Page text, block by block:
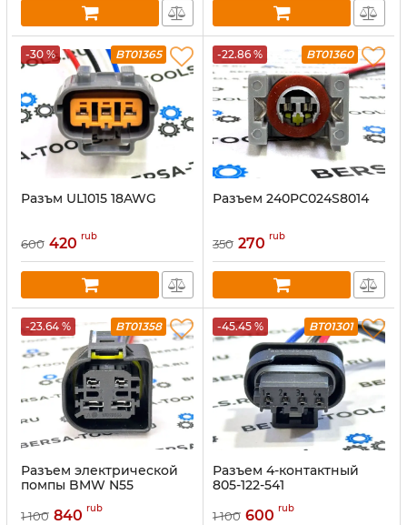
-30 % BT01365
Разъм UL1015 18AWG
600 420 rub
-22.86 % BT01360
Разъем 240PC024S8014
350 270 rub
-23.64 % BT01358
Разъем электрической
помпы BMW N55
1 100 840 rub
-45.45 % BT01301
Разъем 4-контактный
805-122-541
1 100 600 rub